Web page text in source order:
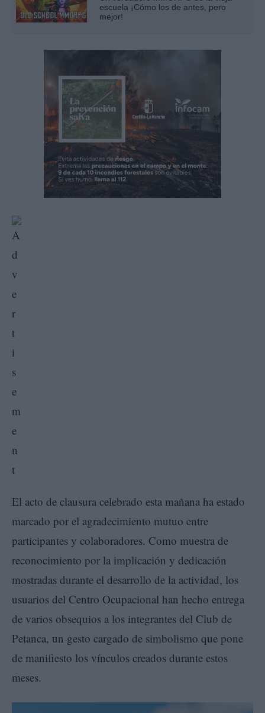
escuela ¡Cómo los de antes, pero
mejor!
El acto de clausura celebrado esta mañana ha estado
marcado por el agradecimiento mutuo entre
participantes y colaboradores. Como muestra de
reconocimiento por la implicación y dedicación
mostradas durante el desarrollo de la actividad, los
usuarios del Centro Ocupacional han hecho entrega
de varios obsequios a los integrantes del Club de
Petanca, un gesto cargado de simbolismo que pone
de manifiesto los vínculos creados durante estos
meses.